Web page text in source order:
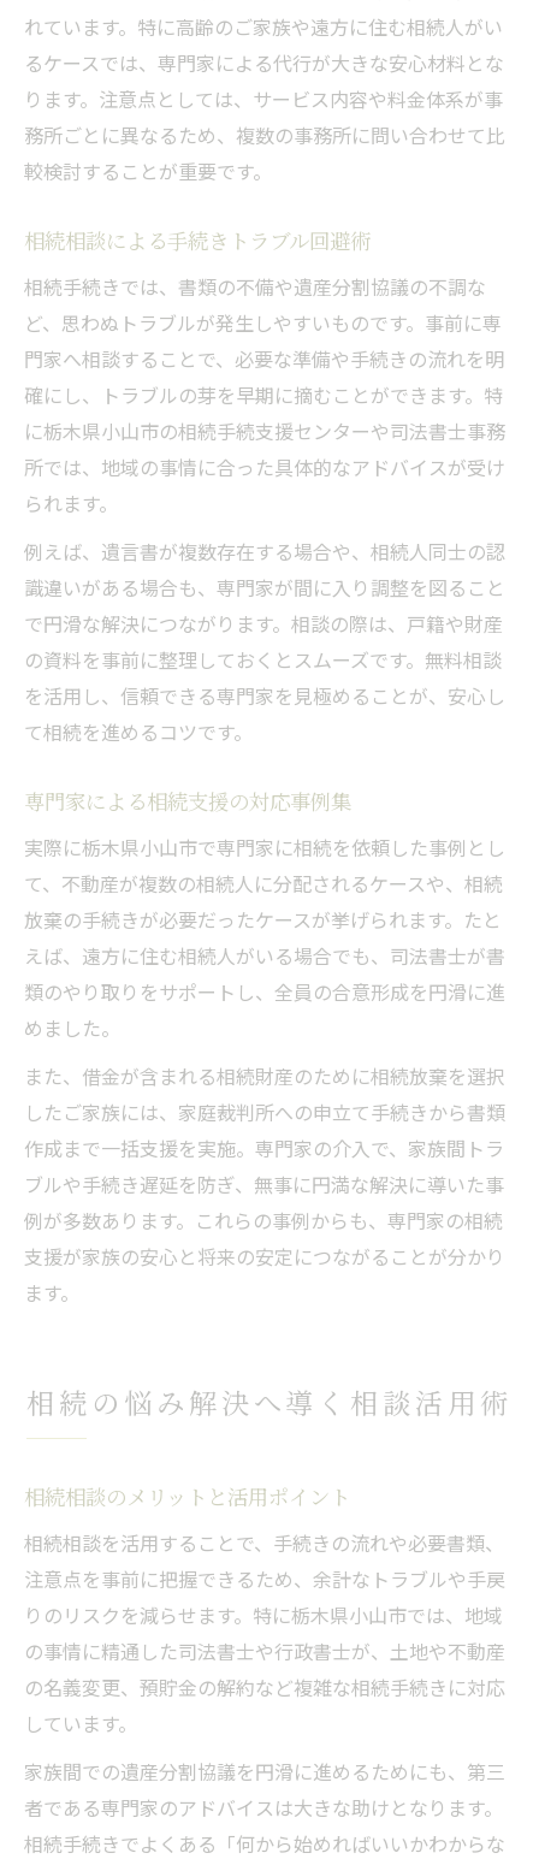
れています。特に高齢のご家族や遠方に住む相続人がい
るケースでは、専門家による代行が大きな安心材料とな
ります。注意点としては、サービス内容や料金体系が事
務所ごとに異なるため、複数の事務所に問い合わせて比
較検討することが重要です。
相続相談による手続きトラブル回避術
相続手続きでは、書類の不備や遺産分割協議の不調な
ど、思わぬトラブルが発生しやすいものです。事前に専
門家へ相談することで、必要な準備や手続きの流れを明
確にし、トラブルの芽を早期に摘むことができます。特
に栃木県小山市の相続手続支援センターや司法書士事務
所では、地域の事情に合った具体的なアドバイスが受け
られます。
例えば、遺言書が複数存在する場合や、相続人同士の認
識違いがある場合も、専門家が間に入り調整を図ること
で円滑な解決につながります。相談の際は、戸籍や財産
の資料を事前に整理しておくとスムーズです。無料相談
を活用し、信頼できる専門家を見極めることが、安心し
て相続を進めるコツです。
専門家による相続支援の対応事例集
実際に栃木県小山市で専門家に相続を依頼した事例とし
て、不動産が複数の相続人に分配されるケースや、相続
放棄の手続きが必要だったケースが挙げられます。たと
えば、遠方に住む相続人がいる場合でも、司法書士が書
類のやり取りをサポートし、全員の合意形成を円滑に進
めました。
また、借金が含まれる相続財産のために相続放棄を選択
したご家族には、家庭裁判所への申立て手続きから書類
作成まで一括支援を実施。専門家の介入で、家族間トラ
ブルや手続き遅延を防ぎ、無事に円満な解決に導いた事
例が多数あります。これらの事例からも、専門家の相続
支援が家族の安心と将来の安定につながることが分かり
ます。
相続の悩み解決へ導く相談活用術
相続相談のメリットと活用ポイント
相続相談を活用することで、手続きの流れや必要書類、
注意点を事前に把握できるため、余計なトラブルや手戻
りのリスクを減らせます。特に栃木県小山市では、地域
の事情に精通した司法書士や行政書士が、土地や不動産
の名義変更、預貯金の解約など複雑な相続手続きに対応
しています。
家族間での遺産分割協議を円滑に進めるためにも、第三
者である専門家のアドバイスは大きな助けとなります。
相続手続きでよくある「何から始めればいいかわからな